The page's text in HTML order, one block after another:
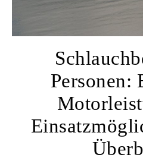
Personen: